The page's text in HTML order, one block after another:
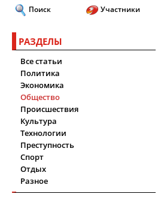
Поиск
Участники
РАЗДЕЛЫ
Все статьи
Политика
Экономика
Общество
Происшествия
Культура
Технологии
Преступность
Спорт
Отдых
Разное